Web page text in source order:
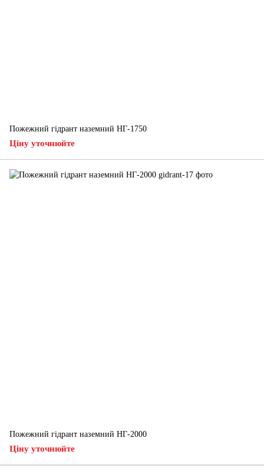
Пожежний гідрант наземний НГ-1750
Ціну уточнюйте
Пожежний гідрант наземний НГ-2000
Ціну уточнюйте